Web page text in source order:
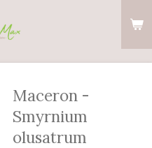
Maceron -
Smyrnium
olusatrum